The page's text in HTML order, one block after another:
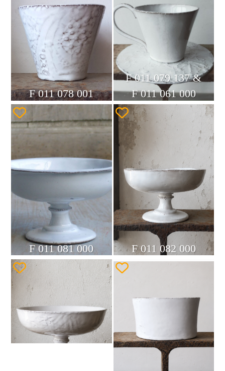
F 011 078 001
F 011 079 137 &
F 011 061 000
F 011 081 000 F 011 082 000